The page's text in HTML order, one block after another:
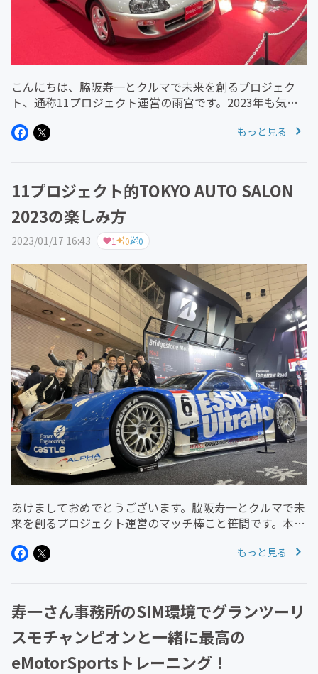
こんにちは、脇阪寿一とクルマで未来を創るプロジェク
ト、通称11プロジェクト運営の雨宮です。2023年も気が
この3月で4年目に入ります。引き続きよろしくお願いしま
もっと見る
11プロジェクト的TOKYO AUTO SALON
2023の楽しみ方
2023/01/17 16:43 1 0 0
あけましておめでとうございます。脇阪寿一とクルマで未
来を創るプロジェクト運営のマッチ棒こと笹間です。本年
SALON 2023」、1月13日（金）から15日（日）の3日間
もっと見る
寿一さん事務所のSIM環境でグランツーリ
スモチャンピオンと一緒に最高の
eMotorSportsトレーニング！